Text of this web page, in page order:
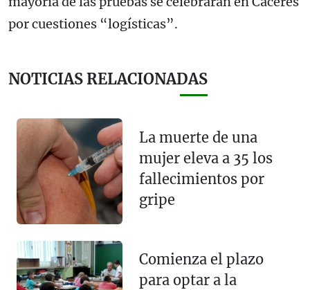
por cuestiones “logísticas”.
NOTICIAS RELACIONADAS
La muerte de una
mujer eleva a 35 los
fallecimientos por
gripe
Comienza el plazo
para optar a la